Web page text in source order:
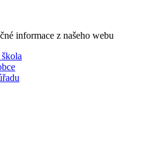
informace z našeho webu